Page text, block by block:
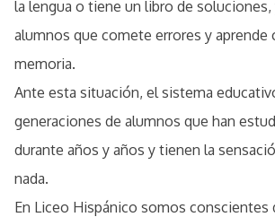
la lengua o tiene un libro de soluciones,
alumnos que comete errores y aprende
memoria.
Ante esta situación, el sistema
generaciones de alumnos que han
durante años y años y tienen la
nada.
En Liceo Hispánico somos conscientes